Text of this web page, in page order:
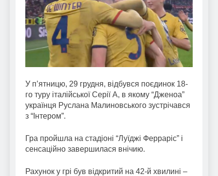
У п’ятницю, 29 грудня, відбувся поєдинок 18-
го туру італійської Серії А, в якому “Дженоа”
українця Руслана Малиновського зустрічався
з “Інтером”.
Гра пройшла на стадіоні “Луїджі Ферраріс” і
сенсаційно завершилася внічию.
Рахунок у грі був відкритий на 42-й хвилині –